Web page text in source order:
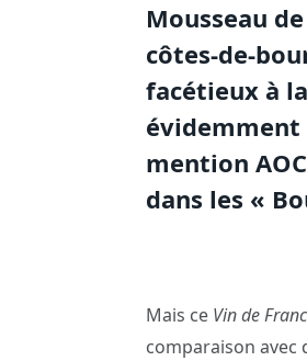
Mousseau
côtes-de-
facétieux à
évidemment
mention
dans les «
Mais ce Vin de
comparaison avec